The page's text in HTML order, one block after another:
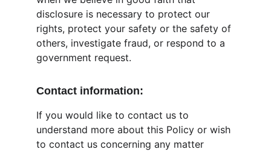
disclosure is necessary to protect our
rights, protect your safety or the safety of
others, investigate fraud, or respond to a
government request.
Contact information:
If you would like to contact us to
understand more about this Policy or wish
to contact us concerning any matter